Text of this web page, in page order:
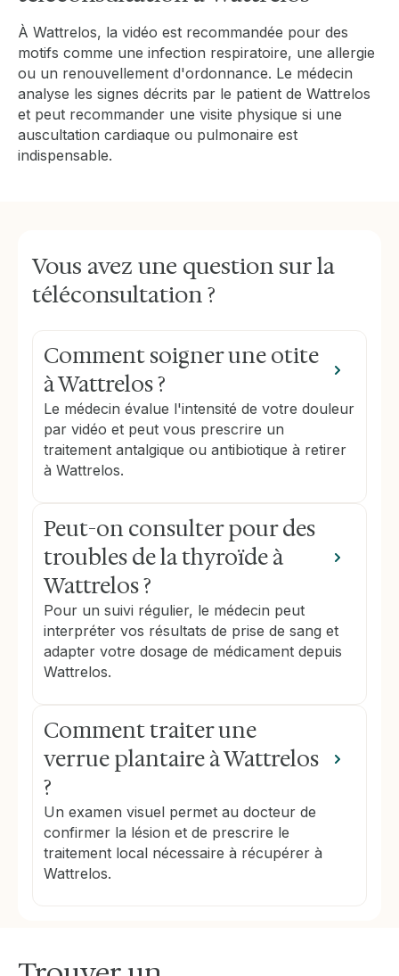
À Wattrelos, la vidéo est recommandée pour des
motifs comme une infection respiratoire, une allergie
ou un renouvellement d'ordonnance. Le médecin
analyse les signes décrits par le patient de Wattrelos
et peut recommander une visite physique si une
auscultation cardiaque ou pulmonaire est
indispensable.
Vous avez une question sur la
téléconsultation ?
Comment soigner une otite
à Wattrelos ?
Le médecin évalue l'intensité de votre douleur
par vidéo et peut vous prescrire un
traitement antalgique ou antibiotique à retirer
à Wattrelos.
Peut-on consulter pour des
troubles de la thyroïde à
Wattrelos ?
Pour un suivi régulier, le médecin peut
interpréter vos résultats de prise de sang et
adapter votre dosage de médicament depuis
Wattrelos.
Comment traiter une
verrue plantaire à Wattrelos
?
Un examen visuel permet au docteur de
confirmer la lésion et de prescrire le
traitement local nécessaire à récupérer à
Wattrelos.